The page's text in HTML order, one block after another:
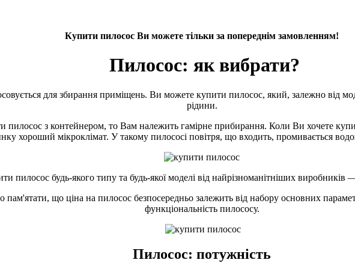
Купити пилосос Ви можете тільки за попереднім замовленням!
Пилосос: як вибрати?
для збирання приміщень. Ви можете купити пилосос, який, залежно від
рідини.
з контейнером, то Вам належить гамірне прибирання. Коли Ви хочете
хороший мікроклімат. У такому пилососі повітря, що входить, промивається
пилосос будь-якого типу та будь-якої моделі від найрізноманітніших виробників
що ціна на пилосос безпосередньо залежить від набору основних
функціональність пилососу.
Пилосос: потужність